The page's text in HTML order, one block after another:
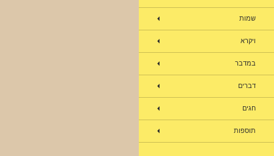
שמות
ויקרא
במדבר
דברים
חגים
תוספות